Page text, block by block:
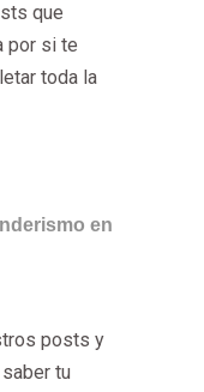
que
por si te
toda la
en
posts y
tu